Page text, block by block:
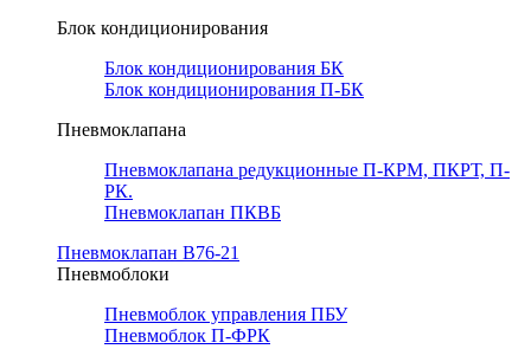
Блок кондиционирования
Блок кондиционирования БК
Блок кондиционирования П-БК
Пневмоклапана
Пневмоклапана редукционные П-КРМ, ПКРТ, П-
РК.
Пневмоклапан ПКВБ
Пневмоклапан В76-21
Пневмоблоки
Пневмоблок управления ПБУ
Пневмоблок П-ФРК